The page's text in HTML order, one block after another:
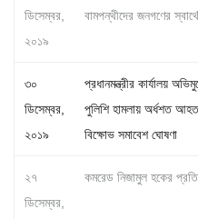
ডিসেম্বর,
২০১৯
বামপন্থীদের জনগণের
৩০
ডিসেম্বর,
২০১৯
প্রধানমন্ত্রীর কার্যালয়
পুলিশি হামলায় অর্ধশত
বিক্ষোভ সমাবেশ ঘোষণা
২৭
ডিসেম্বর,
কমরেড নিজামুল হকের প্রতি